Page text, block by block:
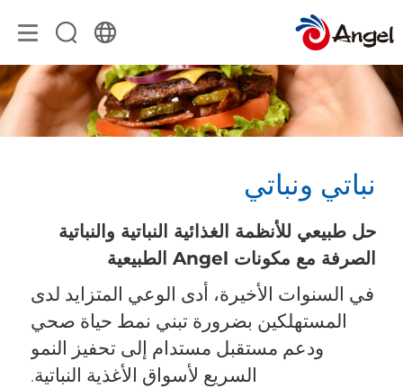
نباتي ونباتي
حل طبيعي للأنظمة الغذائية النباتية والنباتية
الصرفة مع مكونات Angel الطبيعية
في السنوات الأخيرة، أدى الوعي المتزايد لدى
المستهلكين بضرورة تبني نمط حياة صحي
ودعم مستقبل مستدام إلى تحفيز النمو
السريع لأسواق الأغذية النباتية.